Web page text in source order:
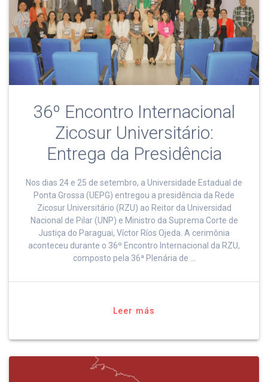
36º Encontro Internacional
Zicosur Universitário:
Entrega da Presidência
Nos dias 24 e 25 de setembro, a Universidade Estadual de
Ponta Grossa (UEPG) entregou a presidência da Rede
Zicosur Universitário (RZU) ao Reitor da Universidad
Nacional de Pilar (UNP) e Ministro da Suprema Corte de
Justiça do Paraguai, Víctor Ríos Ojeda. A cerimônia
aconteceu durante o 36º Encontro Internacional da RZU,
composto pela 36ª Plenária de …
Leer más